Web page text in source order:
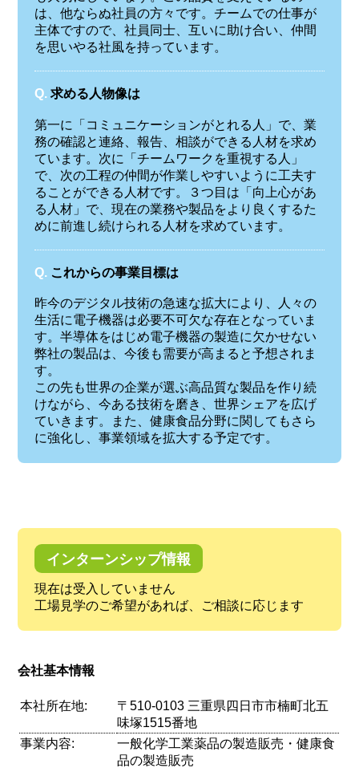
は、他ならぬ社員の方々です。チームでの仕事が
主体ですので、社員同士、互いに助け合い、仲間
を思いやる社風を持っています。
Q. 求める人物像は
第一に「コミュニケーションがとれる人」で、業
務の確認と連絡、報告、相談ができる人材を求め
ています。次に「チームワークを重視する人」
で、次の工程の仲間が作業しやすいように工夫す
ることができる人材です。３つ目は「向上心があ
る人材」で、現在の業務や製品をより良くするた
めに前進し続けられる人材を求めています。
Q. これからの事業目標は
昨今のデジタル技術の急速な拡大により、人々の
生活に電子機器は必要不可欠な存在となっていま
す。半導体をはじめ電子機器の製造に欠かせない
弊社の製品は、今後も需要が高まると予想されま
す。
この先も世界の企業が選ぶ高品質な製品を作り続
けながら、今ある技術を磨き、世界シェアを広げ
ていきます。また、健康食品分野に関してもさら
に強化し、事業領域を拡大する予定です。
インターンシップ情報
現在は受入していません
工場見学のご希望があれば、ご相談に応じます
会社基本情報
本社所在地:
〒510-0103 三重県四日市市楠町北五
味塚1515番地
事業内容:
一般化学工業薬品の製造販売・健康食
品の製造販売